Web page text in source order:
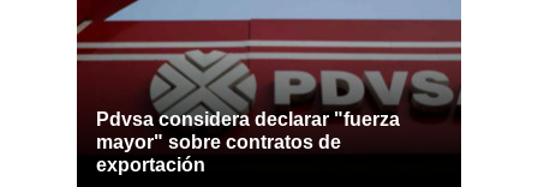
Pdvsa considera declarar "fuerza
mayor" sobre contratos de
exportación